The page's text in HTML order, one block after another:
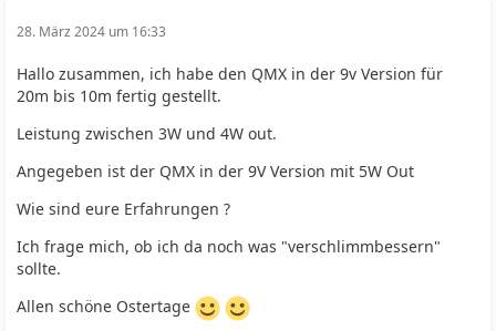
28. März 2024 um 16:33
Hallo zusammen, ich habe den QMX in der 9v Version für
20m bis 10m fertig gestellt.
Leistung zwischen 3W und 4W out.
Angegeben ist der QMX in der 9V Version mit 5W Out
Wie sind eure Erfahrungen ?
Ich frage mich, ob ich da noch was "verschlimmbessern"
sollte.
Allen schöne Ostertage